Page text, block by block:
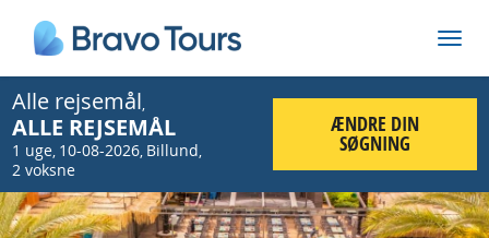
Alle rejsemål,
ALLE REJSEMÅL
1 uge, 10-08-2026, Billund,
2 voksne
ÆNDRE DIN
SØGNING